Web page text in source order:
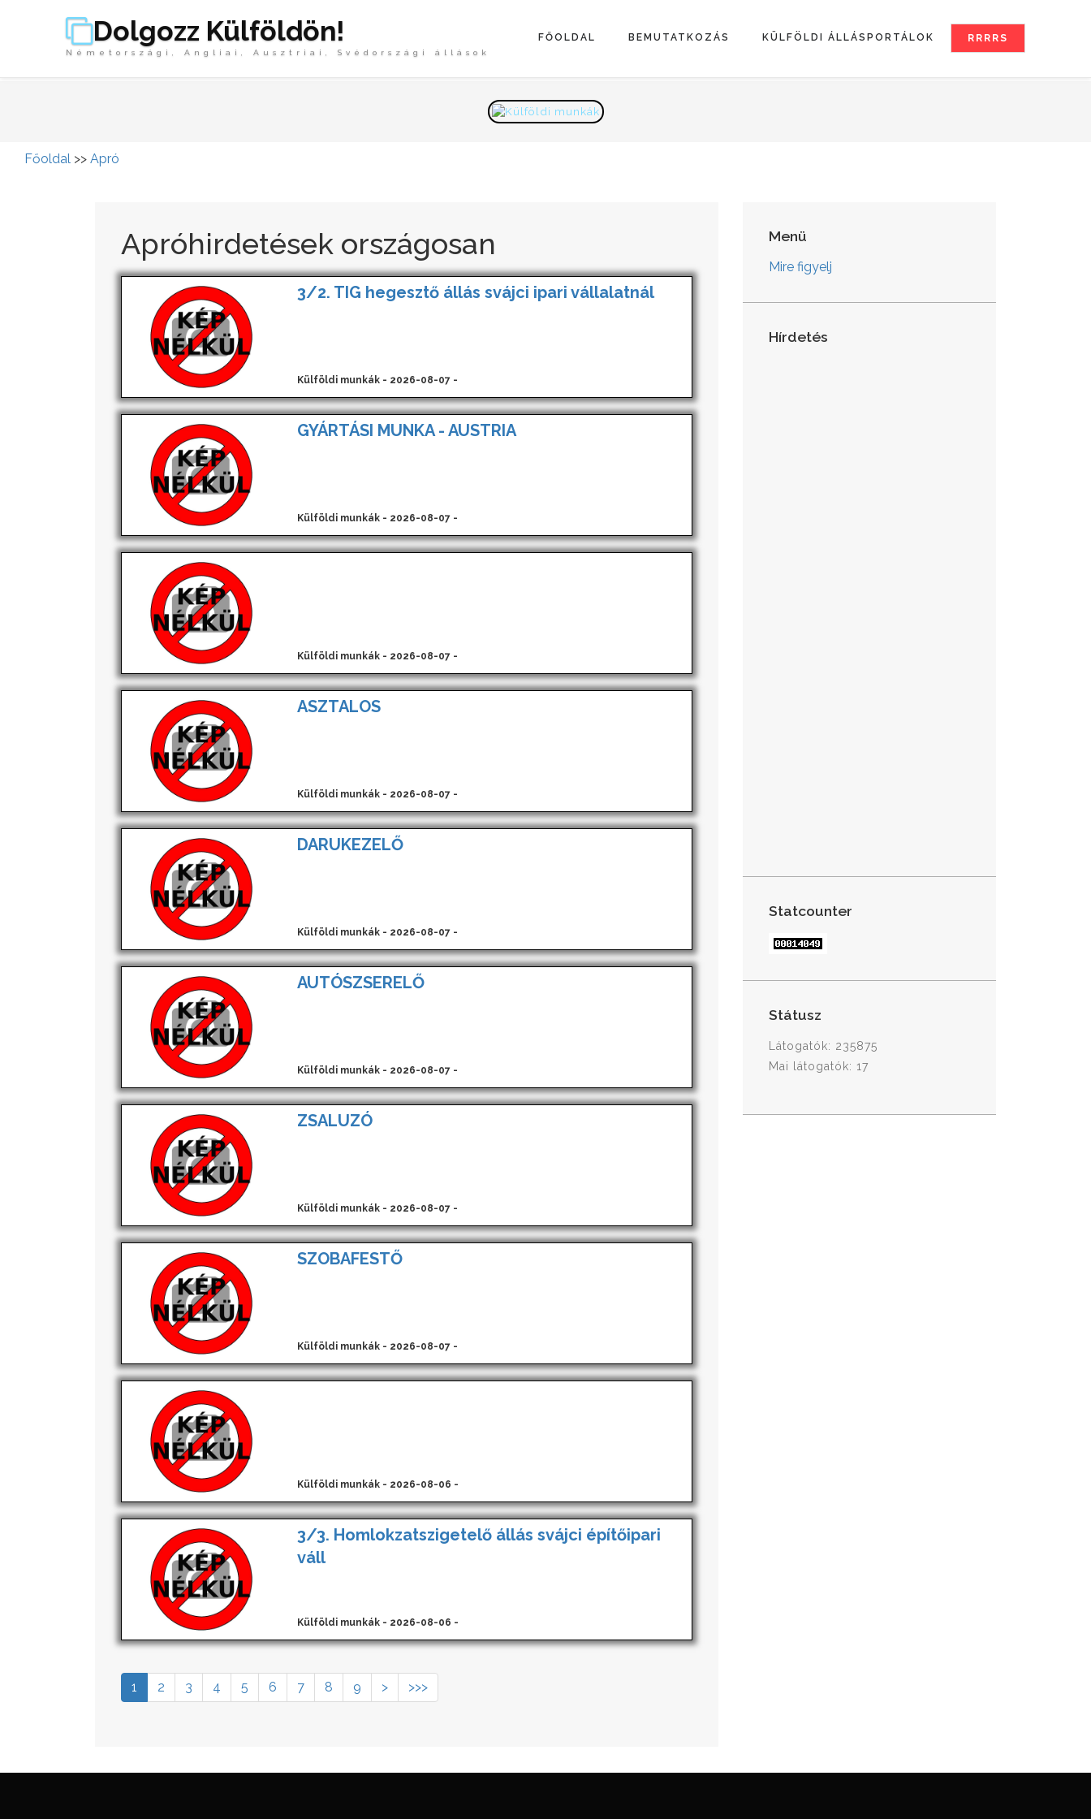
Dolgozz Külföldön!
Németországi, Angliai, Ausztriai, Svédországi állások
RRRRS
FŐOLDAL BEMUTATKOZÁS KÜLFÖLDI ÁLLÁSPORTÁLOK
Főoldal >> Apró
Apróhirdetések országosan
3/2. TIG hegesztő állás svájci ipari vállalatnál
Külföldi munkák - 2026-08-07 -
GYÁRTÁSI MUNKA - AUSTRIA
Külföldi munkák - 2026-08-07 -
Külföldi munkák - 2026-08-07 -
ASZTALOS
Külföldi munkák - 2026-08-07 -
DARUKEZELŐ
Külföldi munkák - 2026-08-07 -
AUTÓSZSERELŐ
Külföldi munkák - 2026-08-07 -
ZSALUZÓ
Külföldi munkák - 2026-08-07 -
SZOBAFESTŐ
Külföldi munkák - 2026-08-07 -
Külföldi munkák - 2026-08-06 -
3/3. Homlokzatszigetelő állás svájci építőipari
váll
Külföldi munkák - 2026-08-06 -
1 2 3 4 5 6 7 8 9 > >>>
Menü
Mire figyelj
Hírdetés
Statcounter
Státusz
Látogatók: 235875
Mai látogatók: 17